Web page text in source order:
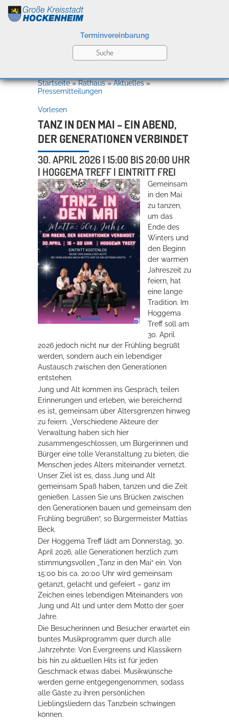
Kultur
Bildung
Wirtschaft
Rathaus
Service
Terminvereinbarung
Willkommen in Hockenheim
Konzerte, Tagungen und vieles mehr
Die Stadthalle Hockenheim bietet den perfekten Standort für Events
mehr dazu...
Erleben in Hockenheim
Spaß unter prickelnden Wasserfällen, das rauschende Meer im
Wellenbecken oder doch lieber die pure Entspannung auf der
Sprudelliege im Solebecken?
mehr dazu...
Startseite»Rathaus»Aktuelles»
Pressemitteilungen
Vorlesen
TANZ IN DEN MAI – EIN ABEND,
DER GENERATIONEN VERBINDET
30. APRIL 2026 | 15:00 BIS 20:00 UHR
| HOGGEMA TREFF | EINTRITT FREI
Gemeinsam
in den Mai
zu tanzen,
um das
Ende des
Winters und
den Beginn
der warmen
Jahreszeit zu
feiern, hat
eine lange
Tradition. Im
Hoggema
Treff soll am
30. April
2026 jedoch nicht nur der Frühling begrüßt
werden, sondern auch ein lebendiger
Austausch zwischen den Generationen
entstehen.
Jung und Alt kommen ins Gespräch, teilen
Erinnerungen und erleben, wie bereichernd
es ist, gemeinsam über Altersgrenzen hinweg
zu feiern. „Verschiedene Akteure der
Verwaltung haben sich hier
zusammengeschlossen, um Bürgerinnen und
Bürger eine tolle Veranstaltung zu bieten, die
Menschen jedes Alters miteinander vernetzt.
Unser Ziel ist es, dass Jung und Alt
gemeinsam Spaß haben, tanzen und die Zeit
genießen. Lassen Sie uns Brücken zwischen
den Generationen bauen und gemeinsam den
Frühling begrüßen“, so Bürgermeister Mattias
Beck.
Der Hoggema Treff lädt am Donnerstag, 30.
April 2026, alle Generationen herzlich zum
stimmungsvollen „Tanz in den Mai“ ein. Von
15:00 bis ca. 20:00 Uhr wird gemeinsam
getanzt, gelacht und gefeiert – ganz im
Zeichen eines lebendigen Miteinanders von
Jung und Alt und unter dem Motto der 50er
Jahre.
Die Besucherinnen und Besucher erwartet ein
buntes Musikprogramm quer durch alle
Jahrzehnte: Von Evergreens und Klassikern
bis hin zu aktuellen Hits ist für jeden
Geschmack etwas dabei. Musikwünsche
werden gerne entgegengenommen, sodass
alle Gäste zu ihren persönlichen
Lieblingsliedern das Tanzbein schwingen
können.